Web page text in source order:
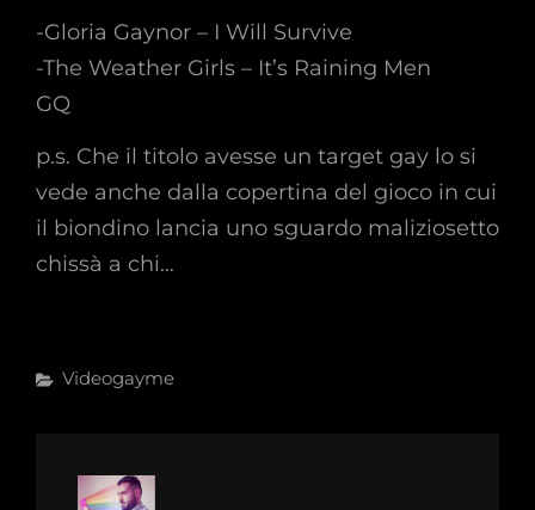
-Gloria Gaynor – I Will Survive
-The Weather Girls – It’s Raining Men
GQ
p.s. Che il titolo avesse un target gay lo si
vede anche dalla copertina del gioco in cui
il biondino lancia uno sguardo maliziosetto
chissà a chi…
Categories
Videogayme